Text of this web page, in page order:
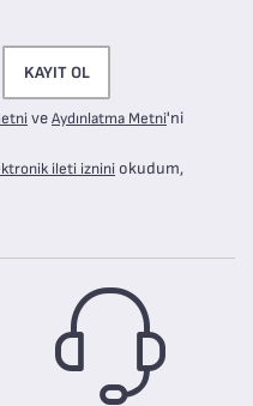
KAYIT OL
veAydınlatma Metni'ni
ileti iznini okudum,